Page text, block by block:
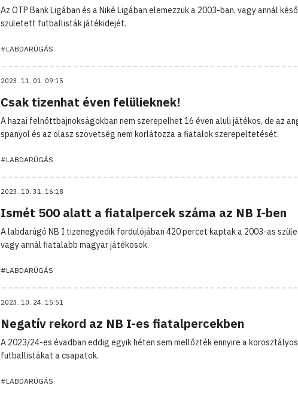
Az OTP Bank Ligában és a Niké Ligában elemezzük a 2003-ban, vagy annál
született futballisták játékidejét.
#LABDARÚGÁS
2023. 11. 01. 09:15
Csak tizenhat éven felülieknek!
A hazai felnőttbajnokságokban nem szerepelhet 16 éven aluli játékos, de az
spanyol és az olasz szövetség nem korlátozza a fiatalok szerepeltetését.
#LABDARÚGÁS
2023. 10. 31. 16:18
Ismét 500 alatt a fiatalpercek száma az NB I-ben
A labdarúgó NB I tizenegyedik fordulójában 420 percet kaptak a 2003-as
vagy annál fiatalabb magyar játékosok.
#LABDARÚGÁS
2023. 10. 24. 15:51
Negatív rekord az NB I-es fiatalpercekben
A 2023/24-es évadban eddig egyik héten sem mellőzték ennyire a korosztályos
futballistákat a csapatok.
#LABDARÚGÁS